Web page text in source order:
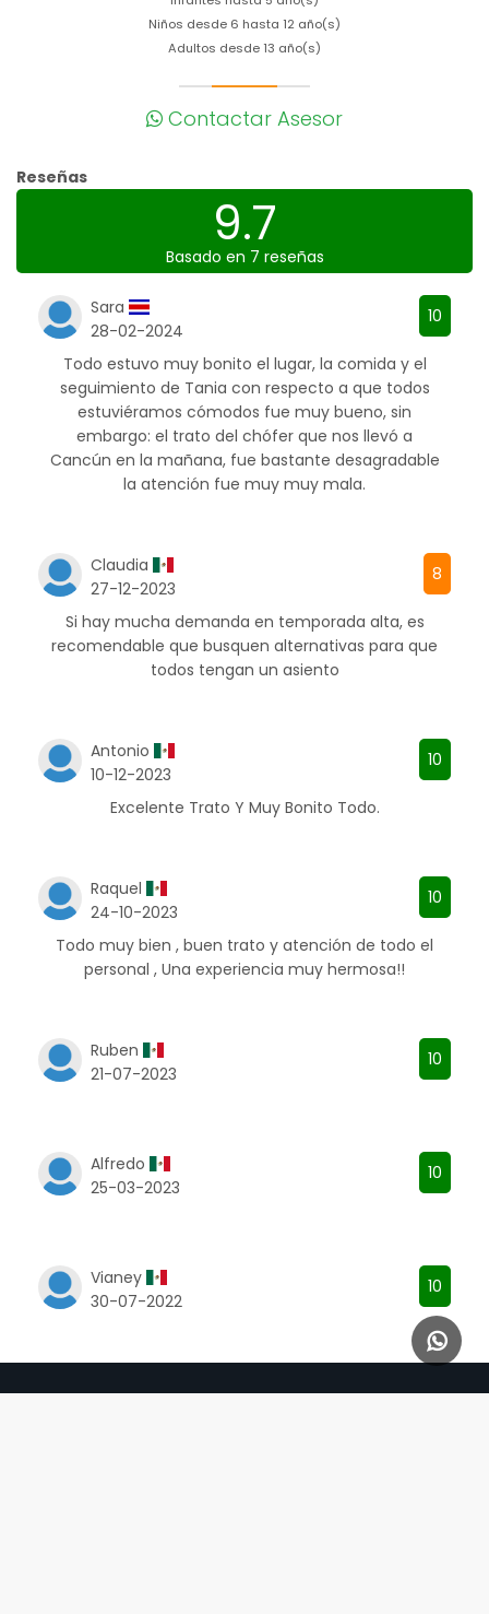
Niños desde 6 hasta 12 año(s)
Adultos desde 13 año(s)
Contactar Asesor
Reseñas
9.7
Basado en 7 reseñas
Sara
28-02-2024
10
Todo estuvo muy bonito el lugar, la comida y el
seguimiento de Tania con respecto a que todos
estuviéramos cómodos fue muy bueno, sin
embargo: el trato del chófer que nos llevó a
Cancún en la mañana, fue bastante desagradable
la atención fue muy muy mala.
Claudia
27-12-2023
8
Si hay mucha demanda en temporada alta, es
recomendable que busquen alternativas para que
todos tengan un asiento
Antonio
10-12-2023
10
Excelente Trato Y Muy Bonito Todo.
Raquel
24-10-2023
10
Todo muy bien , buen trato y atención de todo el
personal , Una experiencia muy hermosa!!
Ruben
21-07-2023
10
Alfredo
25-03-2023
10
Vianey
30-07-2022
10